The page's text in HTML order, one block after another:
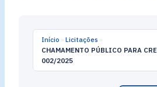
Início » Licitações »
CHAMAMENTO PÚBLICO PARA
002/2025